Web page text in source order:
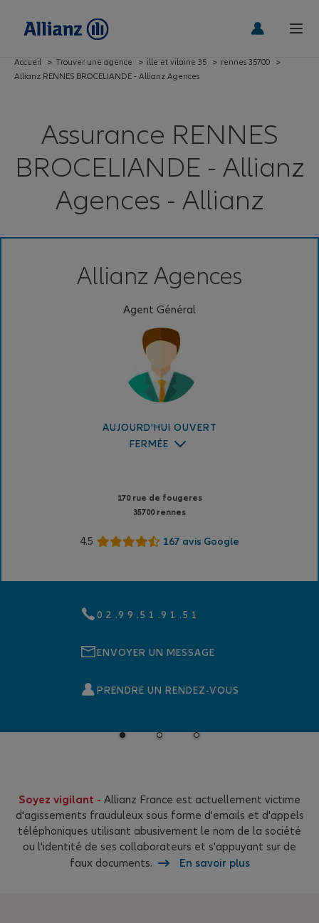
Accueil > Trouver une agence > ille et vilaine 35 > rennes 35700 >
Allianz RENNES BROCELIANDE - Allianz Agences
Assurance RENNES
BROCELIANDE - Allianz
Agences - Allianz
Allianz Agences
Agent Général
AUJOURD'HUI OUVERT
FERMÉE
170 rue de fougeres
35700 rennes
4.5 167 avis Google
0 2 .9 9 .5 1 .9 1 .5 1
ENVOYER UN MESSAGE
PRENDRE UN RENDEZ-VOUS
Soyez vigilant - Allianz France est actuellement victime
d'agissements frauduleux sous forme d'emails et d'appels
téléphoniques utilisant abusivement le nom de la société
ou l'identité de ses collaborateurs et s'appuyant sur de
faux documents.
En savoir plus